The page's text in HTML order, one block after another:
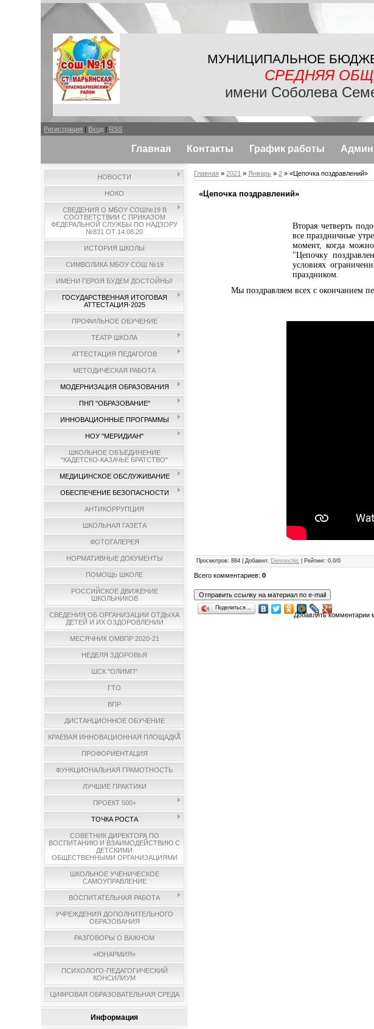
МУНИЦИПАЛЬНОЕ
СРЕДНЯЯ
имени Соболева
Регистрация | Вход | RSS
Главная Контакты График работы
НОВОСТИ
НОКО
СВЕДЕНИЯ О МБОУ СОШ№19 В
СООТВЕТСТВИИ С ПРИКАЗОМ
ФЕДЕРАЛЬНОЙ СЛУЖБЫ ПО НАДЗОРУ
№831 ОТ 14.08.20
ИСТОРИЯ ШКОЛЫ
СИМВОЛИКА МБОУ СОШ №19
ИМЕНИ ГЕРОЯ БУДЕМ ДОСТОЙНЫ!
ГОСУДАРСТВЕННАЯ ИТОГОВАЯ
АТТЕСТАЦИЯ-2025
ПРОФИЛЬНОЕ ОБУЧЕНИЕ
ТЕАТР ШКОЛА
АТТЕСТАЦИЯ ПЕДАГОГОВ
МЕТОДИЧЕСКАЯ РАБОТА
МОДЕРНИЗАЦИЯ ОБРАЗОВАНИЯ
ПНП "ОБРАЗОВАНИЕ"
ИННОВАЦИОННЫЕ ПРОГРАММЫ
НОУ "МЕРИДИАН"
ШКОЛЬНОЕ ОБЪЕДИНЕНИЕ
"КАДЕТСКО-КАЗАЧЬЕ БРАТСТВО"
МЕДИЦИНСКОЕ ОБСЛУЖИВАНИЕ
ОБЕСПЕЧЕНИЕ БЕЗОПАСНОСТИ
АНТИКОРРУПЦИЯ
ШКОЛЬНАЯ ГАЗЕТА
ФОТОГАЛЕРЕЯ
НОРМАТИВНЫЕ ДОКУМЕНТЫ
ПОМОЩЬ ШКОЛЕ
РОССИЙСКОЕ ДВИЖЕНИЕ
ШКОЛЬНИКОВ
СВЕДЕНИЯ ОБ ОРГАНИЗАЦИИ ОТДЫХА
ДЕТЕЙ И ИХ ОЗДОРОВЛЕНИИ
МЕСЯЧНИК ОМВПР 2020-21
НЕДЕЛЯ ЗДОРОВЬЯ
ШСК "ОЛИМП"
ГТО
ВПР
ДИСТАНЦИОННОЕ ОБУЧЕНИЕ
КРАЕВАЯ ИННОВАЦИОННАЯ ПЛОЩАДКА
ПРОФОРИЕНТАЦИЯ
ФУНКЦИОНАЛЬНАЯ ГРАМОТНОСТЬ
ЛУЧШИЕ ПРАКТИКИ
ПРОЕКТ 500+
ТОЧКА РОСТА
СОВЕТНИК ДИРЕКТОРА ПО
ВОСПИТАНИЮ И ВЗАИМОДЕЙСТВИЮ С
ДЕТСКИМИ
ОБЩЕСТВЕННЫМИ ОРГАНИЗАЦИЯМИ
ШКОЛЬНОЕ УЧЕНИЧЕСКОЕ
САМОУПРАВЛЕНИЕ
ВОСПИТАТЕЛЬНАЯ РАБОТА
УЧРЕЖДЕНИЯ ДОПОЛНИТЕЛЬНОГО
ОБРАЗОВАНИЯ
РАЗГОВОРЫ О ВАЖНОМ
«ЮНАРМИЯ»
ПСИХОЛОГО-ПЕДАГОГИЧЕСКИЙ
КОНСИЛИУМ
ЦИФРОВАЯ ОБРАЗОВАТЕЛЬНАЯ СРЕДА
Информация
Главная »2021 » Январь » 2 » «Цепочка поздравлений»
«Цепочка поздравлений»
Вторая четверть
все праздничные
момент, когда
"Цепочку
условиях
праздником.
Мы поздравляем всех с окончанием
Просмотров: 884 | Добавил: Demonchic Рейтинг:0.0/0
Всего комментариев:0
Поделиться…
Добавлять комментарии